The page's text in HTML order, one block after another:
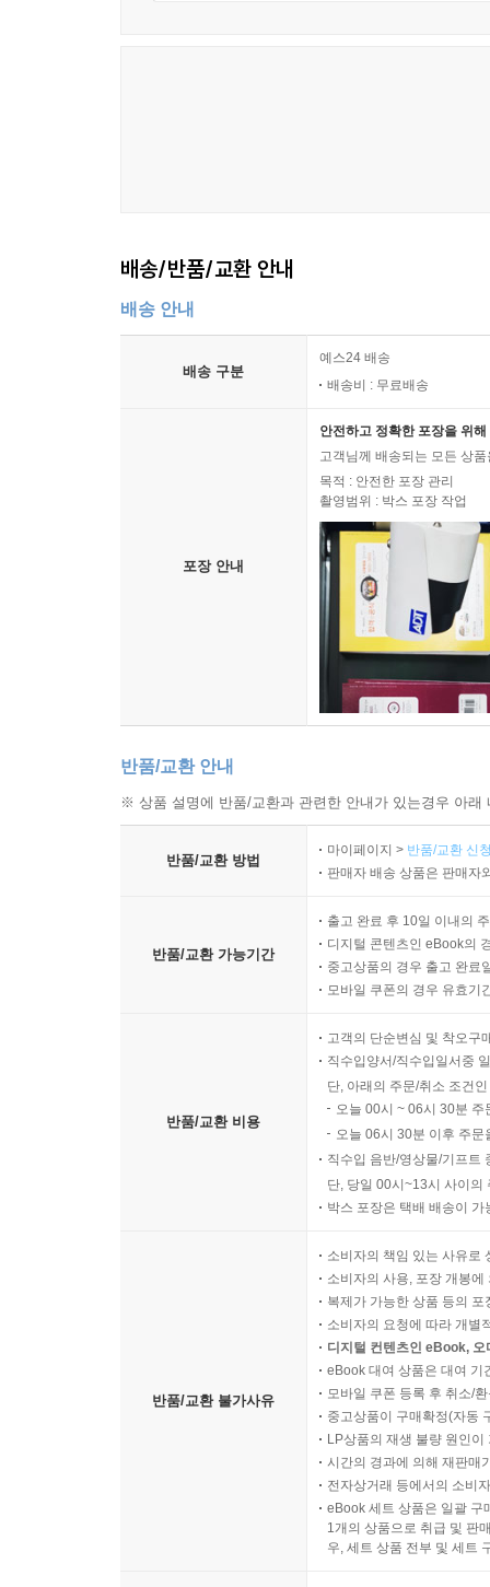
배송/반품/교환 안내
배송 안내
배송 구분
예스24 배송
배송비 : 무료배송
포장 안내
안전하고 정확한 포장을 위
고객님께 배송되는 모든 상
목적 : 안전한 포장 관리
촬영범위 : 박스 포장 작업
반품/교환 안내
※ 상품 설명에 반품/교환과 관련한 안내가 있는경우 아
반품/교환 방법
마이페이지 > 반품/교환 신
판매자 배송 상품은 판매자
반품/교환 가능기간
출고 완료 후 10일 이내의
디지털 콘텐츠인 eBook의
중고상품의 경우 출고 완료
모바일 쿠폰의 경우 유효기
반품/교환 비용
고객의 단순변심 및 착오구
직수입양서/직수입일서중
단, 아래의 주문/취소 조건
오늘 00시 ~ 06시 30분
오늘 06시 30분 이후 주
직수입 음반/영상물/기프트
단, 당일 00시~13시 사이의
박스 포장은 택배 배송이
반품/교환 불가사유
소비자의 책임 있는 사유로
소비자의 사용, 포장 개봉
복제가 가능한 상품 등의
소비자의 요청에 따라 개별
디지털 컨텐츠인 eBook,
eBook 대여 상품은 대여 기
모바일 쿠폰 등록 후 취소/
중고상품이 구매확정(자동
LP상품의 재생 불량 원인
시간의 경과에 의해 재판매
전자상거래 등에서의 소비
eBook 세트 상품은 일괄 구
1개의 상품으로 취급 및 판
우, 세트 상품 전부 및 세트